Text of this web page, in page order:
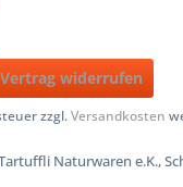
Vertrag widerrufen
zzgl.Versandkosten
Naturwaren e.K.,